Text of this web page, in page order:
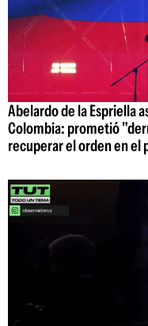
Abelardo de la Espriella
Colombia: prometió
recuperar el orden en el